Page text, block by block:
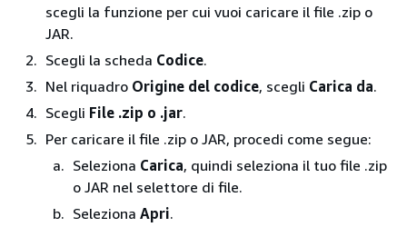
scegli la funzione per cui vuoi caricare il file .zip o
JAR.
Scegli la scheda Codice.
Nel riquadro Origine del codice, scegli Carica da.
Scegli File .zip o .jar.
Per caricare il file .zip o JAR, procedi come segue:
Seleziona Carica, quindi seleziona il tuo file .zip
o JAR nel selettore di file.
Seleziona Apri.